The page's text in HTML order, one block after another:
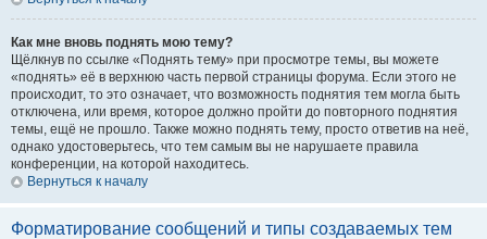
Как мне вновь поднять мою тему?
Щёлкнув по ссылке «Поднять тему» при просмотре темы, вы можете
«поднять» её в верхнюю часть первой страницы форума. Если этого не
происходит, то это означает, что возможность поднятия тем могла быть
отключена, или время, которое должно пройти до повторного поднятия
темы, ещё не прошло. Также можно поднять тему, просто ответив на неё,
однако удостоверьтесь, что тем самым вы не нарушаете правила
конференции, на которой находитесь.
Вернуться к началу
Форматирование сообщений и типы создаваемых тем